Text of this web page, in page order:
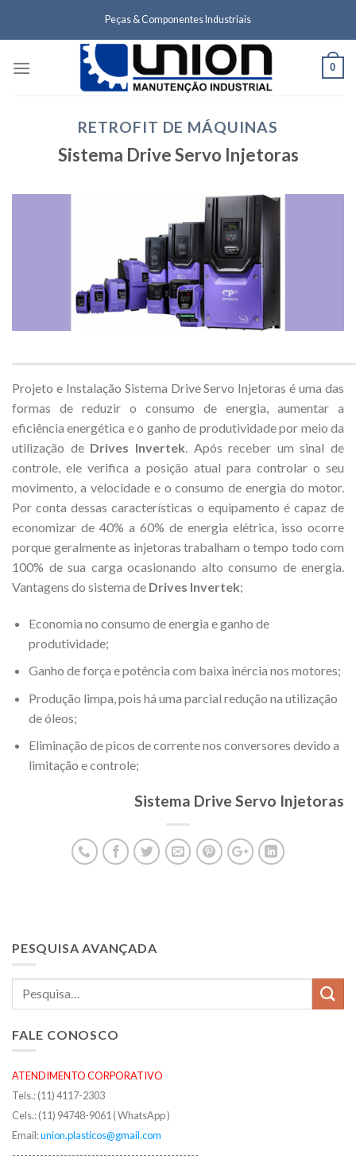
Peças & Componentes Industriais
0
RETROFIT DE MÁQUINAS
Sistema Drive Servo Injetoras
Projeto e Instalação Sistema Drive Servo Injetoras é uma das
formas de reduzir o consumo de energia, aumentar a
eficiência energética e o ganho de produtividade por meio da
utilização de Drives Invertek. Após receber um sinal de
controle, ele verifica a posição atual para controlar o seu
movimento, a velocidade e o consumo de energia do motor.
Por conta dessas características o equipamento é capaz de
economizar de 40% a 60% de energia elétrica, isso ocorre
porque geralmente as injetoras trabalham o tempo todo com
100% de sua carga ocasionando alto consumo de energia.
Vantagens do sistema de Drives Invertek;
Economia no consumo de energia e ganho de
produtividade;
Ganho de força e potência com baixa inércia nos motores;
Produção limpa, pois há uma parcial redução na utilização
de óleos;
Eliminação de picos de corrente nos conversores devido a
limitação e controle;
Sistema Drive Servo Injetoras
PESQUISA AVANÇADA
FALE CONOSCO
ATENDIMENTO CORPORATIVO
Tels.: (11) 4117-2303
Cels.: (11) 94748-9061 ( WhatsApp )
Email:union.plasticos@gmail.com
-----------------------------------------------